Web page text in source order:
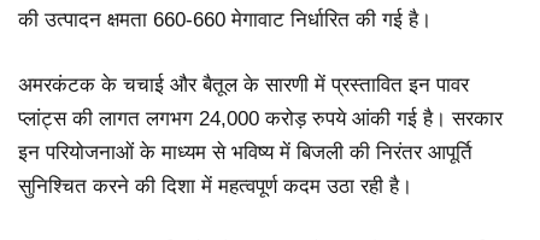
की उत्पादन क्षमता 660-660 मेगावाट निर्धारित की गई है।
अमरकंटक के चचाई और बैतूल के सारणी में प्रस्तावित इन पावर
प्लांट्स की लागत लगभग 24,000 करोड़ रुपये आंकी गई है। सरकार
इन परियोजनाओं के माध्यम से भविष्य में बिजली की निरंतर आपूर्ति
सुनिश्चित करने की दिशा में महत्वपूर्ण कदम उठा रही है।